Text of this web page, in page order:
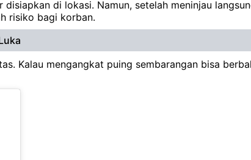
di lokasi. Namun, setelah meninjau
risiko bagi korban.
Kalau mengangkat puing sembarangan bisa